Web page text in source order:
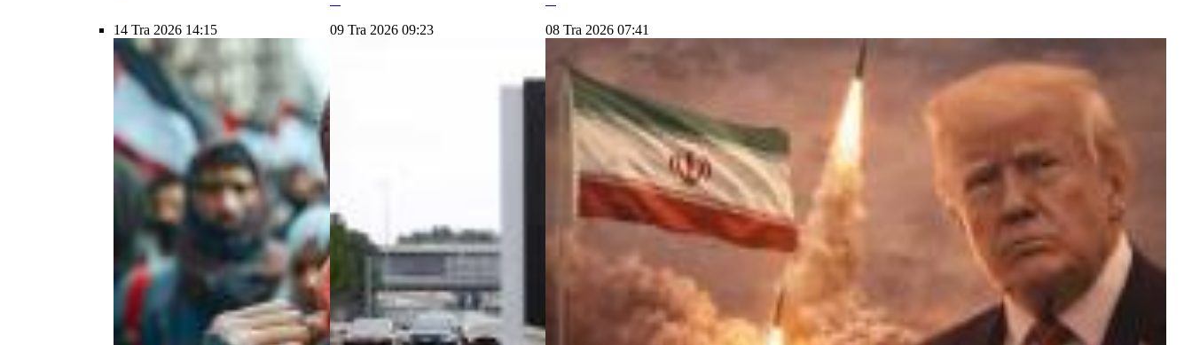
14 Tra 2026 14:15 09 Tra 2026 09:23 08 Tra 2026 07:41